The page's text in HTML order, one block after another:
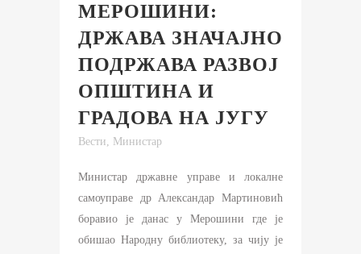
МЕРОШИНИ:
ДРЖАВА ЗНАЧАЈНО
ПОДРЖАВА РАЗВОЈ
ОПШТИНА И
ГРАДОВА НА ЈУГУ
Вести, Министар
Министар државне управе и локалне
самоуправе др Александар Мартиновић
боравио је данас у Мерошини где је
обишао Народну библиотеку, за чију је